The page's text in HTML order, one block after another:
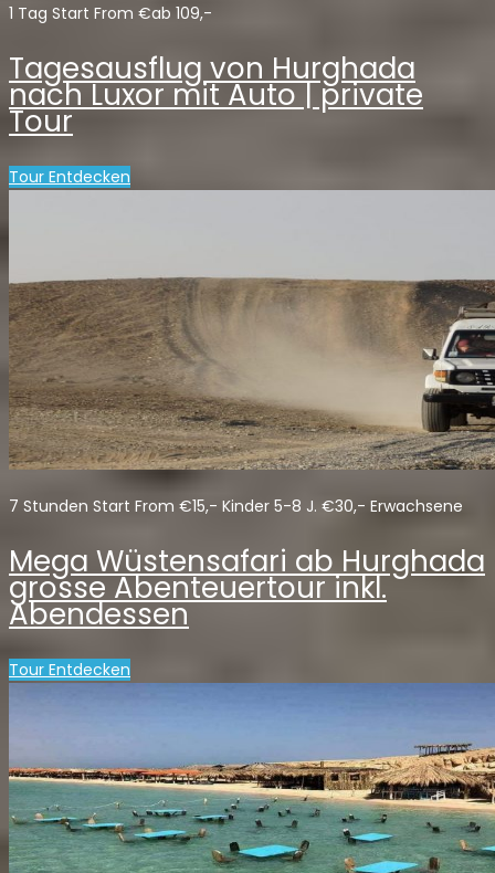
1 Tag Start From €ab 109,-
Tagesausflug von Hurghada
nach Luxor mit Auto | private
Tour
Tour Entdecken
7 Stunden Start From €15,- Kinder 5-8 J. €30,- Erwachsene
Mega Wüstensafari ab Hurghada
grosse Abenteuertour inkl.
Abendessen
Tour Entdecken